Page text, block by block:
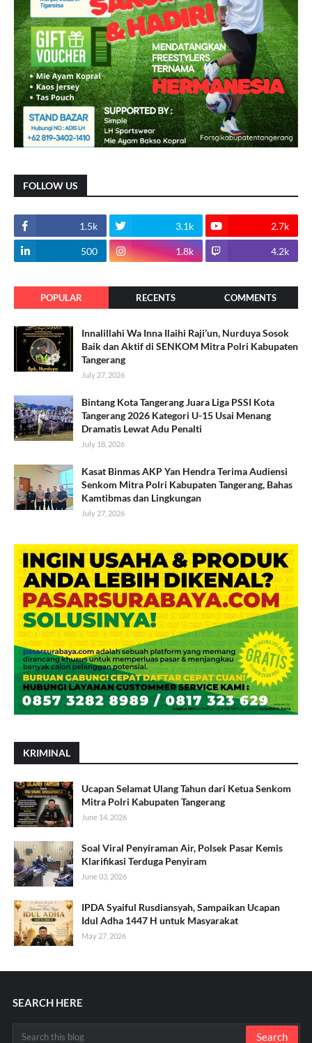
FOLLOW US
1.5k 3.1k 2.7k
500 1.8k 4.2k
POPULAR RECENTS COMMENTS
Innalillahi Wa Inna Ilaihi Raji’un, Nurduya Sosok
Baik dan Aktif di SENKOM Mitra Polri Kabupaten
Tangerang
July 27, 2026
Bintang Kota Tangerang Juara Liga PSSI Kota
Tangerang 2026 Kategori U-15 Usai Menang
Dramatis Lewat Adu Penalti
July 18, 2026
Kasat Binmas AKP Yan Hendra Terima Audiensi
Senkom Mitra Polri Kabupaten Tangerang, Bahas
Kamtibmas dan Lingkungan
July 27, 2026
KRIMINAL
Ucapan Selamat Ulang Tahun dari Ketua Senkom
Mitra Polri Kabupaten Tangerang
June 14, 2026
Soal Viral Penyiraman Air, Polsek Pasar Kemis
Klarifikasi Terduga Penyiram
June 03, 2026
IPDA Syaiful Rusdiansyah, Sampaikan Ucapan
Idul Adha 1447 H untuk Masyarakat
May 27, 2026
SEARCH HERE